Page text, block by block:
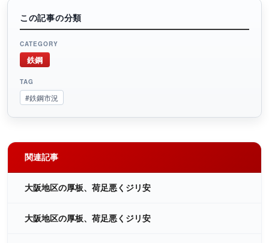
この記事の分類
CATEGORY
鉄鋼
TAG
#鉄鋼市況
関連記事
大阪地区の厚板、荷足悪くジリ安
大阪地区の厚板、荷足悪くジリ安